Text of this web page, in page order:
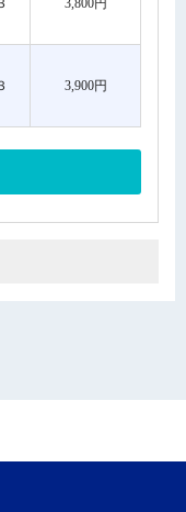
3,800円
3,900円